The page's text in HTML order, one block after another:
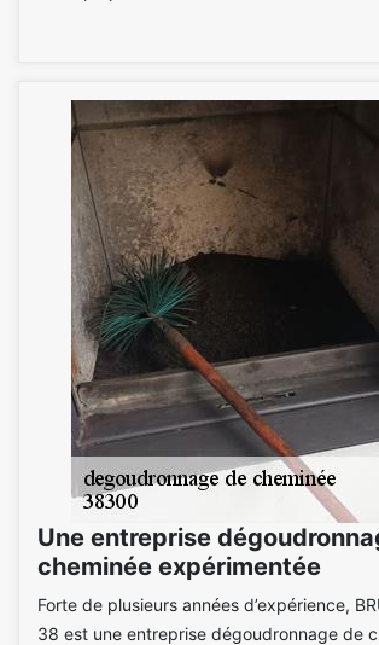
Une entreprise
cheminée expérimentée
Forte de plusieurs années d’expérience,
38 est une entreprise dégoudronnage de